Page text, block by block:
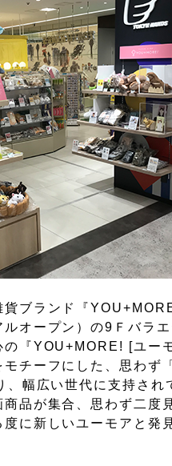
ブランド『
オープン）の9Ｆバラ
『YOU+MORE! [ユー
チーフにした、思わず
幅広い世代に支持さ
品が集合、思わず二
に新しいユーモアと発